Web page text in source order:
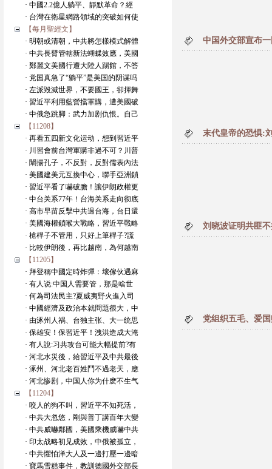
· 中國2.2億人躺平、靜默革命？經
· 台灣在衛星網路領域的突破如何使
【每月聖經文】
· 明朝或清朝，中共將怎樣模式解體
· 中共長臂管轄新法蝴蝶效應，美國
· 鄭麗文美國行遭大陸人踢館，不答
· 党国真急了“躺平”是美国的阴谋吗
· 左派毀滅世界，不要國王，卻揮舞
· 習近平利用藍營擋軍購，遭美國破
· 中俄急跳脚：武力加剧仇恨。自己
【11208】
· 再看五四新文化运动，想到習近平
· 川習會前台灣軍購非過不可？川普
· 闡揚孔子，不反對，反對儒表內法
· 美國建美元互換中心，聯手亞洲鎖
· 習近平看了嚇破膽！讓伊朗政權更
· 中台关系77年！台海关系走向彻底
· 高市早苗反擊中共過台海，台日還
· 美國海權鎖喉大戰略，習近平戰略
· 槍桿子不管用，只好上筆桿子?謊
· 比較伊朗後，再比越南，為何越南
【11205】
· 拜登稱中國定時炸彈：壞傢伙遇麻
· 有人说:中国人需要管，那是啥世
· 何為司法民主?夏威夷野火進入司
· 中國經濟及政治本就問題很大，中
· 由涿州人祸、台独主张、大一统思
· 保雄安！保習近平！洩洪造成大淹
· 有人說:习共攻台可能大幅提前?有
· 河北水災後，給習近平及中共最後
· 涿州、河北老百姓鬥不過老天，應
· 河北惨剧，中国人你为什麽不生气
【11204】
· 咬人的狗不叫，習近平不知死活，
· 中共大忽悠，剛與普丁講百年大變
· 中共威嚇鄰國，美國乘機威嚇中共
· 印太战略初见成效，中俄被孤立，
· 中共懼怕洋大人及一邊打壓一邊暗
· 寶馬雪糕事件，教訓德國外交部長
中国外交部宣布
末代皇帝的恐惧:
刘晓波证明共匪
党组织五毛、爱